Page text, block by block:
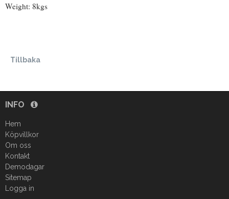
Weight: 8kgs
Tillbaka
INFO
Hem
Köpvillkor
Om oss
Kontakt
Demodagar
Sitemap
Logga in